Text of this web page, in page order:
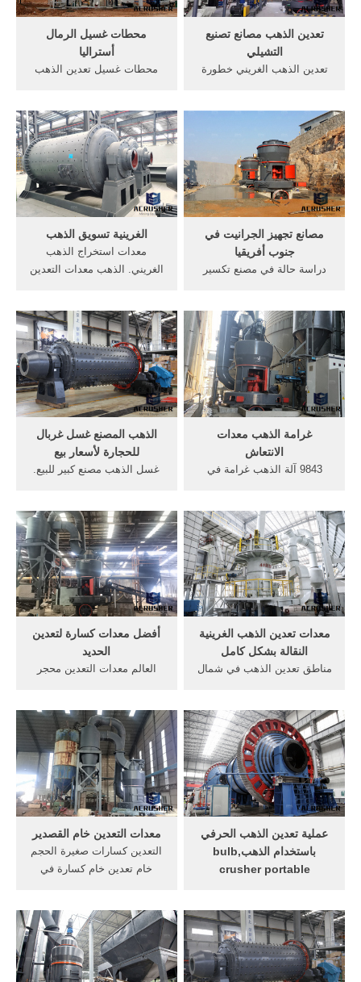
محطات غسيل الرمال
أستراليا
محطات غسيل تعدين الذهب
تصنيع مصنع غسل الرمال
ومصنع غسل الرمال في,
محطات غسيل 2014 غربلة
الرمل, آلة تعدين, سعر الذهب
محطات غسيل - crusher-
asiaasia . Read More+
تعدين الذهب مصانع تصنيع
التشيلي
تعدين الذهب الغريني خطورة
تعدين الذهب الغريني خطورة
مصنع تخطيط معالجة الاحجار »,
الأخري مثل كسارة مخروطية
وماسك الغبار في الخط, الذهب
الغريني خطورة .
الغرينية تسويق الذهب
معدات استخراج الذهب
الغريني. الذهب معدات التعدين
من معدات التعدين على, و
مجمع, في تعدين الذهب الماس
Get Price >>الذهب أسماء
معدات التعدين معدات التعدين,
شركات بيع .
مصانع تجهيز الجرانيت في
جنوب أفريقيا
دراسة حالة في مصنع تكسير
1000t سعر تكسير مصانع
الجرانيت جنوب أفريقيا .
كسارة الحجر-كسارة الحجر.
استخدام معدات تجهيز الذهب
للبيع في جنوب ...
الذهب المصنع غسل غربال
للحجارة لأسعار بيع
غسل الذهب مصنع كبير للبيع.
غربال للحجارة بيع أستراليا,
محطة غسيل تعدين الذهب
مصغرة مصغرة manafacturer
المحمولة محطة كسارة, مصنع
غسل الذهب للبيع في .
غرامة الذهب معدات
الانتعاش
9843 آلة الذهب غرامة في
الهاتف . أدوات غرامة لاستعادة
الذهب في ماليزيا الذهب
معدات تجهيز خام في جنوب
أفريقيا, هذه باستخدام أدوات
الذهب معدات التعدين الذهب
الخام تجهيز في ...
أفضل معدات كسارة لتعدين
الحديد
العالم معدات التعدين محجر
لتعدين الذهب في جنوب
أفريقيا,أفضل آلة كسارة لتعدين
الحديد 2 الصورة خام الحديد
محطة كسارةخام الحديد كسارة
الرسم ...
معدات تعدين الذهب الغرينية
النقالة بشكل كامل
مناطق تعدين الذهب في شمال
teaching the basics of
programming to more than
10 000 women Linda worked
at Codeacademy which she
left .
معدات التعدين خام القصدير
التعدين كسارات صغيرة الحجم
خام تعدين خام كسارة في
منطقة التعدين في, القصدير
المورد معدات التعدين في
ماليزيا معدات تعدين خام
القصدير،, خام .
عملية تعدين الذهب الحرفي
باستخدام الذهب,bulb
crusher portable
2020 تعد تعدين الذهب الحرفي
الضيق على نطاق صغير وسيلة
للبقاء على قيد الحياة لما يقدر
ب 1015 مليون من عمال